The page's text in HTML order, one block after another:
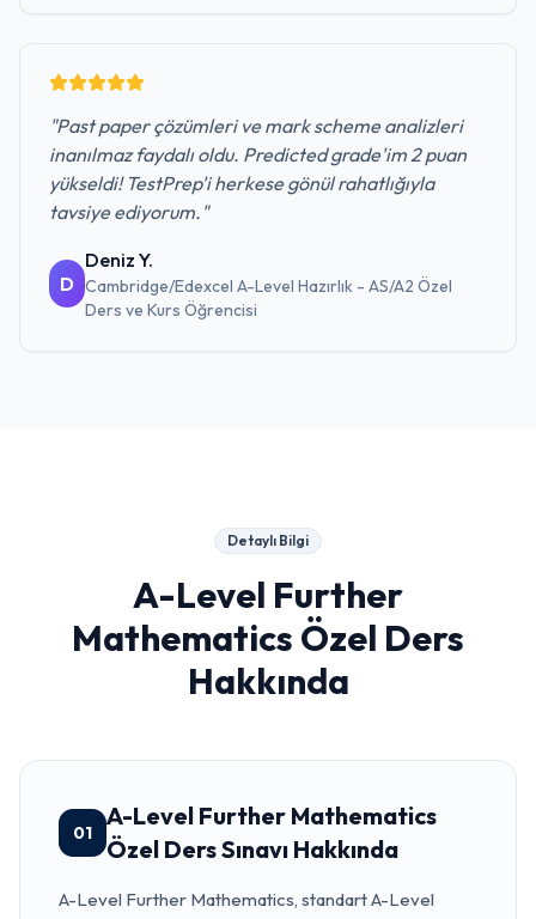
"Past paper çözümleri ve mark scheme analizleri
inanılmaz faydalı oldu. Predicted grade'im 2 puan
yükseldi! TestPrep'i herkese gönül rahatlığıyla
tavsiye ediyorum. "
D
Deniz Y.
Cambridge/Edexcel A-Level Hazırlık - AS/A2 Özel
Ders ve Kurs Öğrencisi
Detaylı Bilgi
A-Level Further
Mathematics Özel Ders
Hakkında
01
A-Level Further Mathematics
Özel Ders Sınavı Hakkında
A-Level Further Mathematics, standart A-Level